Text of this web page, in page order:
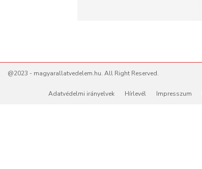
@2023 - magyarallatvedelem.hu. All Right Reserved.
Adatvédelmi irányelvek Hírlevél Impresszum